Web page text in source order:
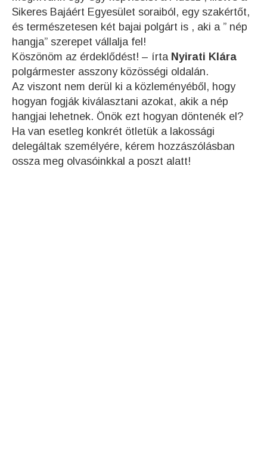
Sikeres Bajáért Egyesület soraiból, egy szakértőt,
és természetesen két bajai polgárt is , aki a ” nép
hangja” szerepet vállalja fel!
Köszönöm az érdeklődést! – írta Nyirati Klára
polgármester asszony közösségi oldalán.
Az viszont nem derül ki a közleményéből, hogy
hogyan fogják kiválasztani azokat, akik a nép
hangjai lehetnek. Önök ezt hogyan döntenék el?
Ha van esetleg konkrét ötletük a lakossági
delegáltak személyére, kérem hozzászólásban
ossza meg olvasóinkkal a poszt alatt!